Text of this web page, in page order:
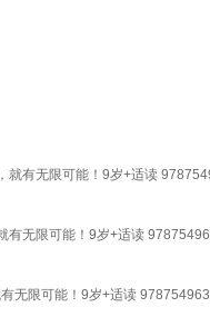
有无限可能！9岁+适读
无限可能！9岁+适读
无限可能！9岁+适读